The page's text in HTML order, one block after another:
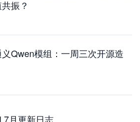
振？
Qwen模组：一周三次开源造
7月更新日志